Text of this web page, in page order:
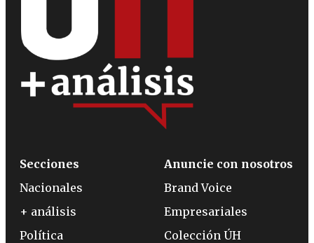
Secciones
Nacionales
+ análisis
Política
Anuncie con nosotros
Brand Voice
Empresariales
Colección ÚH